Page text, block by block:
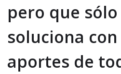
pero que sólo
soluciona
aportes de